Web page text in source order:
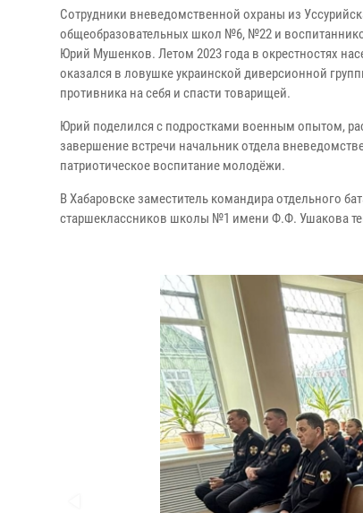
Сотрудники вневедомственной охраны из
общеобразовательных школ №6, №22 и
Юрий Мушенков. Летом 2023 года в окрестностях
оказался в ловушке украинской диверсионной
противника на себя и спасти товарищей.
Юрий поделился с подростками военным опытом,
завершение встречи начальник отдела
патриотическое воспитание молодёжи.
В Хабаровске заместитель командира отдельного
старшеклассников школы №1 имени Ф.Ф. Ушакова